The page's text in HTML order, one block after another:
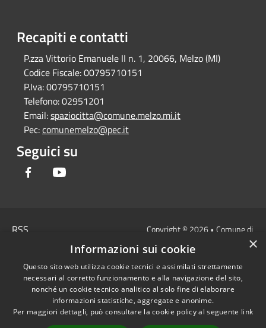
Recapiti e contatti
P.zza Vittorio Emanuele II n. 1, 20066, Melzo (MI)
Codice Fiscale:00795710151
P.Iva:00795710151
Telefono:02951201
Email:spaziocitta@comune.melzo.mi.it
Pec:comunemelzo@pec.it
Seguici su
Facebook
RSS
Cookie
Mappa del sito
Area Interna
Dichiarazione di
Copyright © 2026 • Comune di
Melzo - Città Metropolitana di
Milano • Powered by
Municipium•Accesso
redazione
×
Informazioni sui cookie
Questo sito web utilizza cookie tecnici e assimilati strettamente
necessari al corretto funzionamento e alla navigazione del sito,
nonché un cookie tecnico analitico al solo fine di elaborare
informazioni statistiche, aggregate e anonime.
Per maggiori dettagli, può consultare la cookie policy al seguente link